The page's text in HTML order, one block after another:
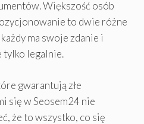
Większość osób
to dwie różne
ma swoje zdanie i
tylko legalnie.
gwarantują złe
się w Seosem24 nie
że to wszystko, co się